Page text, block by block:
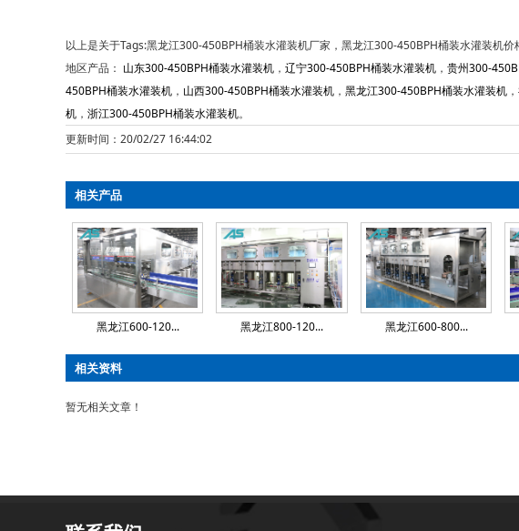
以上是关于Tags:黑龙江300-450BPH桶装水灌装机厂家，黑龙江300-450BPH桶装水灌装机价
地区产品： 山东300-450BPH桶装水灌装机 ， 辽宁300-450BPH桶装水灌装机 ， 贵州300-
450BPH桶装水灌装机 ， 山西300-450BPH桶装水灌装机 ， 黑龙江300-450BPH桶装水灌装机 ，
机 ， 浙江300-450BPH桶装水灌装机。
更新时间：20/02/27 16:44:02
相关产品
黑龙江600-120... 黑龙江800-120... 黑龙江600-800...
相关资料
暂无相关文章！